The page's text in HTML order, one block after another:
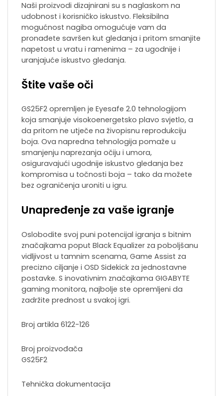
Naši proizvodi dizajnirani su s naglaskom na
udobnost i korisničko iskustvo. Fleksibilna
mogućnost nagiba omogućuje vam da
pronađete savršen kut gledanja i pritom smanjite
napetost u vratu i ramenima – za ugodnije i
uranjajuće iskustvo gledanja.
Štite vaše oči
GS25F2 opremljen je Eyesafe 2.0 tehnologijom
koja smanjuje visokoenergetsko plavo svjetlo, a
da pritom ne utječe na živopisnu reprodukciju
boja. Ova napredna tehnologija pomaže u
smanjenju naprezanja očiju i umora,
osiguravajući ugodnije iskustvo gledanja bez
kompromisa u točnosti boja – tako da možete
bez ograničenja uroniti u igru.
Unapređenje za vaše igranje
Oslobodite svoj puni potencijal igranja s bitnim
značajkama poput Black Equalizer za poboljšanu
vidljivost u tamnim scenama, Game Assist za
precizno ciljanje i OSD Sidekick za jednostavne
postavke. S inovativnim značajkama GIGABYTE
gaming monitora, najbolje ste opremljeni da
zadržite prednost u svakoj igri.
Broj artikla 6122-126
Broj proizvođača
GS25F2
Tehnička dokumentacija